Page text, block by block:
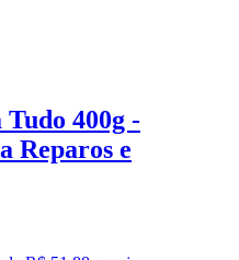
400g -
Reparos e